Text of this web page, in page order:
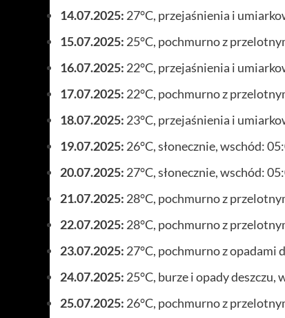
14.07.2025: 27°C, przejaśnienia i
15.07.2025: 25°C, pochmurno z
16.07.2025: 22°C, przejaśnienia i
17.07.2025: 22°C, pochmurno z
18.07.2025: 23°C, przejaśnienia i
19.07.2025: 26°C, słonecznie, wschód:
20.07.2025: 27°C, słonecznie, wschód:
21.07.2025: 28°C, pochmurno z
22.07.2025: 28°C, pochmurno z
23.07.2025: 27°C, pochmurno z opadami
24.07.2025: 25°C, burze i opady deszczu,
25.07.2025: 26°C, pochmurno z